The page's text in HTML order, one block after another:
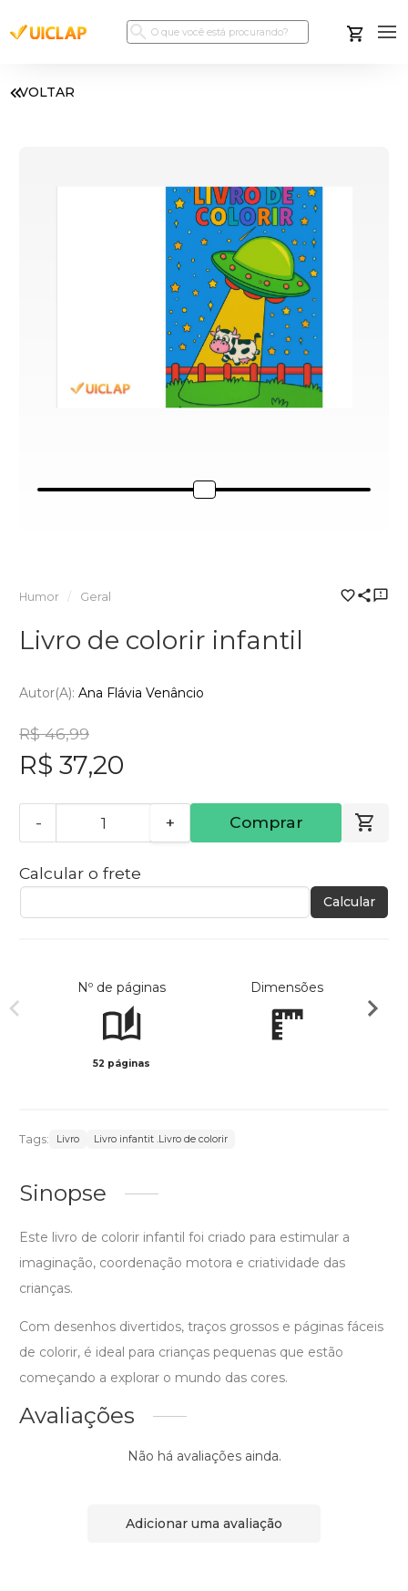
VOLTAR
Humor Geral
Livro de colorir infantil
Autor(a): Ana Flávia Venâncio
R$ 46,99
R$ 37,20
- + Comprar
Calcular o frete
Calcular
Nº de páginas
52 páginas
Dimensões
Tags: Livro Livro infantit .Livro de colorir
Sinopse
Este livro de colorir infantil foi criado para estimular a
imaginação, coordenação motora e criatividade das
crianças.
Com desenhos divertidos, traços grossos e páginas fáceis
de colorir, é ideal para crianças pequenas que estão
começando a explorar o mundo das cores.
Avaliações
Não há avaliações ainda.
Adicionar uma avaliação